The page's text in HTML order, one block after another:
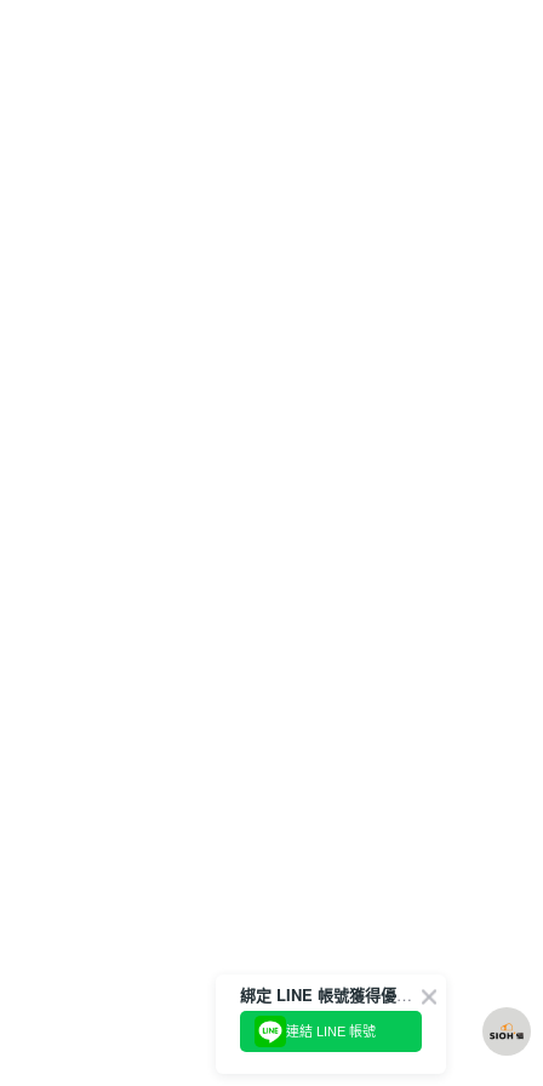
綁定 LINE 帳號獲得優惠券！
連結 LINE 帳號